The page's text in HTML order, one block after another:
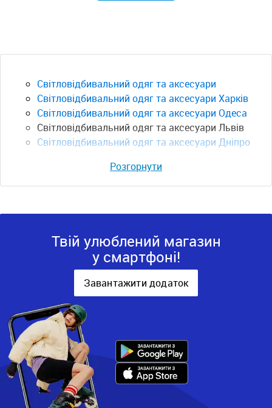
Світловідбивальний одяг та аксесуари
Світловідбивальний одяг та аксесуари Харків
Світловідбивальний одяг та аксесуари Одеса
Світловідбивальний одяг та аксесуари Львів
Світловідбивальний одяг та аксесуари Дніпро
Розгорнути
Твій улюблений магазин
у смартфоні!
Завантажити додаток